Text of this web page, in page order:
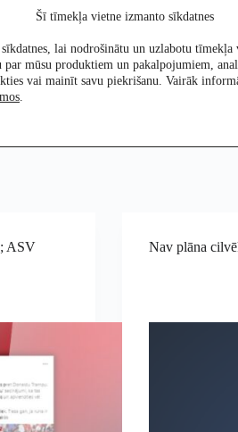
Pētījumi Re:Check
ASV
Nav plāna
Šī tīmekļa vietne izmanto sīkdatnes
lai nodrošinātu un uzlabotu tīmekļa
mūsu produktiem un pakalpojumiem,
vai mainīt savu piekrišanu. Vairāk
.